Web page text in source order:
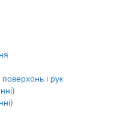
і рук